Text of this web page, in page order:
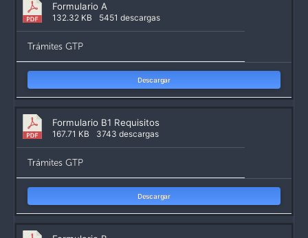
Formulario A
132.32 KB 5451 descargas
Trámites GTP
Descargar
Formulario B1 Requisitos
167.71 KB 3743 descargas
Trámites GTP
Descargar